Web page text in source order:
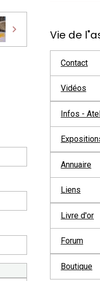
Vie de
Contact
Vidéos
Infos -
Annuaire
Liens
Livre d'or
Forum
Boutique